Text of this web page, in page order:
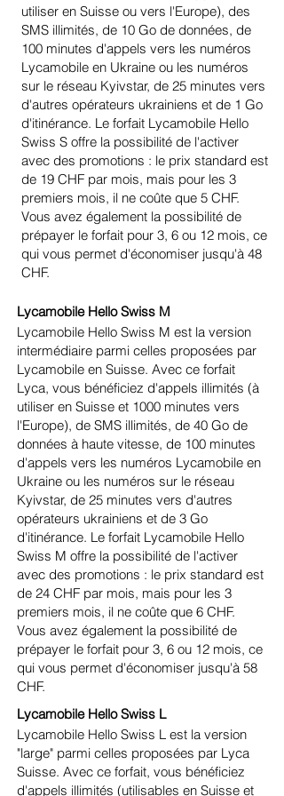
utiliser en Suisse ou vers l'Europe), des
SMS illimités, de 10 Go de données, de
100 minutes d'appels vers les numéros
Lycamobile en Ukraine ou les numéros
sur le réseau Kyivstar, de 25 minutes vers
d'autres opérateurs ukrainiens et de 1 Go
d'itinérance. Le forfait Lycamobile Hello
Swiss S offre la possibilité de l'activer
avec des promotions : le prix standard est
de 19 CHF par mois, mais pour les 3
premiers mois, il ne coûte que 5 CHF.
Vous avez également la possibilité de
prépayer le forfait pour 3, 6 ou 12 mois, ce
qui vous permet d'économiser jusqu'à 48
CHF.
Lycamobile Hello Swiss M
Lycamobile Hello Swiss M est la version
intermédiaire parmi celles proposées par
Lycamobile en Suisse. Avec ce forfait
Lyca, vous bénéficiez d'appels illimités (à
utiliser en Suisse et 1000 minutes vers
l'Europe), de SMS illimités, de 40 Go de
données à haute vitesse, de 100 minutes
d'appels vers les numéros Lycamobile en
Ukraine ou les numéros sur le réseau
Kyivstar, de 25 minutes vers d'autres
opérateurs ukrainiens et de 3 Go
d'itinérance. Le forfait Lycamobile Hello
Swiss M offre la possibilité de l'activer
avec des promotions : le prix standard est
de 24 CHF par mois, mais pour les 3
premiers mois, il ne coûte que 6 CHF.
Vous avez également la possibilité de
prépayer le forfait pour 3, 6 ou 12 mois, ce
qui vous permet d'économiser jusqu'à 58
CHF.
Lycamobile Hello Swiss L
Lycamobile Hello Swiss L est la version
"large" parmi celles proposées par Lyca
Suisse. Avec ce forfait, vous bénéficiez
d'appels illimités (utilisables en Suisse et